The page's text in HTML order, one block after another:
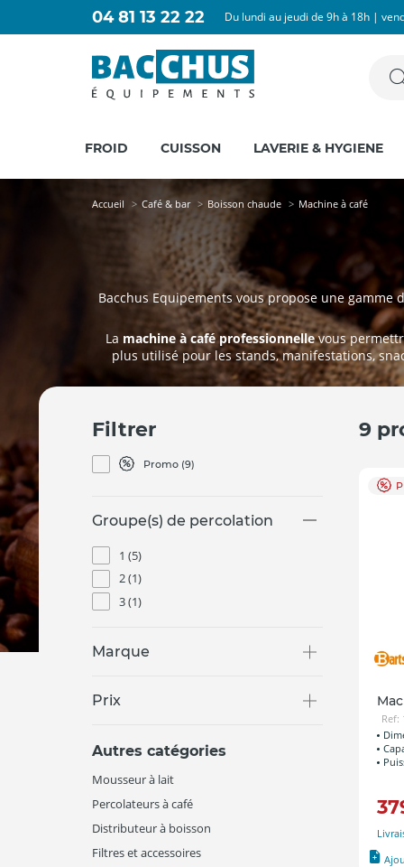
04 81 13 22 22 Du lundi au jeudi de 9h à 18h |
FROID CUISSON LAVERIE & HYGIENE
Accueil Café & bar Boisson chaude Machine à café
Bacchus Equipements vous propose une
La machine à café professionnellevous
plus utilisé pour les stands, manifestations,
Filtrer
Promo (9)
Groupe(s) de percolation
1 (5)
2(1)
3(1)
Marque
Prix
Autres catégories
Mousseur à lait
Percolateurs à café
Distributeur à boisson
Filtres et accessoires
9
Ref: